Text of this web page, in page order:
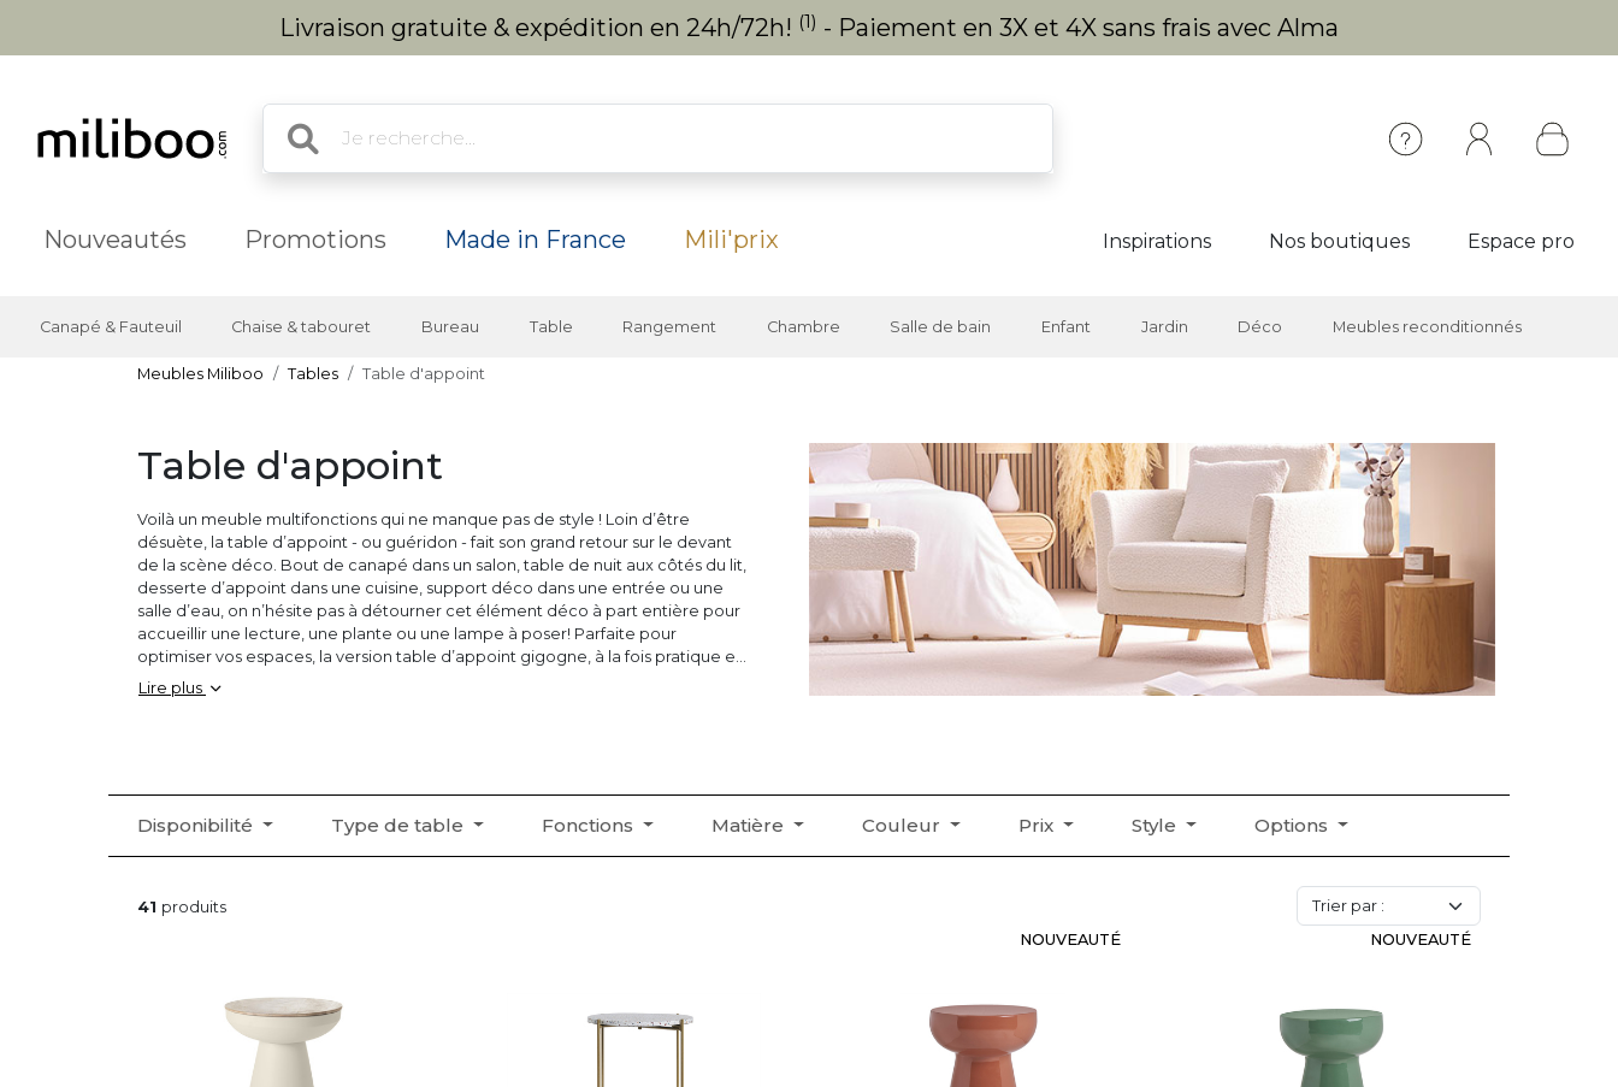
Livraison gratuite & expédition en 24h/72h! (1) - Paiement en 3X et 4X sans frais avec Alma
Nouveautés Promotions Made in France Mili'prix Inspirations Nos boutiques Espace pro
Canapé & Fauteuil Chaise & tabouret Bureau Table Rangement Chambre Salle de bain Enfant Jardin Déco Meubles reconditionnés
Meubles Miliboo Tables Table d'appoint
Table d'appoint
Voilà un meuble multifonctions qui ne manque pas de style ! Loin d’être
désuète, la table d’appoint - ou guéridon - fait son grand retour sur le devant
de la scène déco. Bout de canapé dans un salon, table de nuit aux côtés du lit,
desserte d’appoint dans une cuisine, support déco dans une entrée ou une
salle d’eau, on n’hésite pas à détourner cet élément déco à part entière pour
accueillir une lecture, une plante ou une lampe à poser! Parfaite pour
optimiser vos espaces, la version table d’appoint gigogne, à la fois pratique et
décorative, sera l’atout gain de place des petites pièces de vie.
apporte dans une pièce de vie, la table d’appoint en bois saura charmer votre
intérieur par son caractère chaleureux. Pour satisfaire tous les styles
d'intérieurs, la table d’appoint en métal, indémodable et intemporelle se
démarque par l’originalité de ses déclinaisons colorées ! Sous toutes ses
Lire plus
Disponibilité Type de table Fonctions Matière Couleur Prix Style Options
41 produits
NOUVEAUTÉ NOUVEAUTÉ